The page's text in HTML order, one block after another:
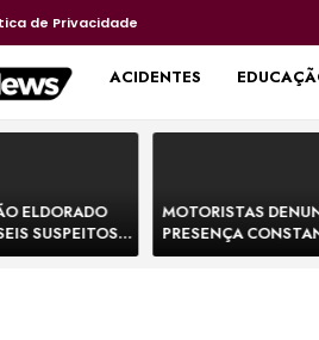
de Privacidade
HOME ACIDENTES
ELDORADO
SUSPEITOS
R$ 25
MOTORISTAS
PRESENÇA
DE BOVINOS NA BR-